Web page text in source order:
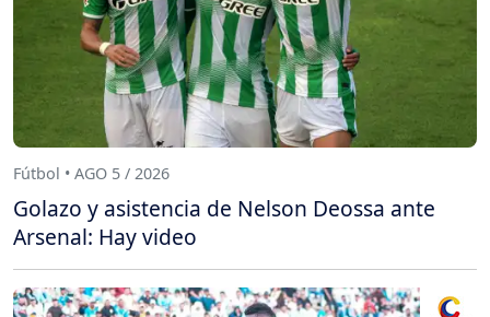
Fútbol • AGO 5 / 2026
Golazo y asistencia de Nelson Deossa ante
Arsenal: Hay video